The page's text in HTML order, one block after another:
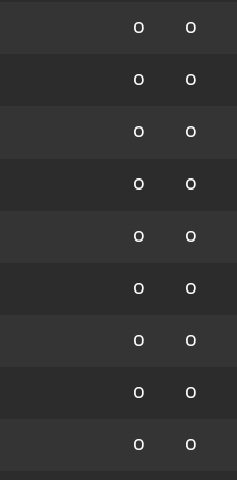
0 0
0 0
0 0
0 0
0 0
0 0
0 0
0 0
0 0